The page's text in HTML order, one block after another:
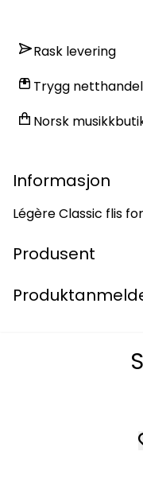
Rask levering
Trygg netthandel
Norsk
Informasjon
Légère Classic flis
Produsent